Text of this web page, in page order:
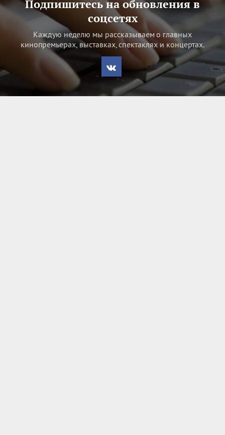
Подпишитесь на обновления в
соцсетях
Каждую неделю мы рассказываем о главных
кинопремьерах, выставках, спектаклях и концертах.